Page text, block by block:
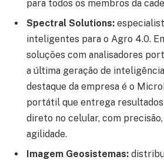
para todos os membros da
Spectral Solutions:
inteligentes para o Agro 4.0.
soluções com analisadores
a última geração de
destaque da empresa é o
portátil que entrega resultados
direto no celular, com
agilidade.
Imagem Geosistemas: